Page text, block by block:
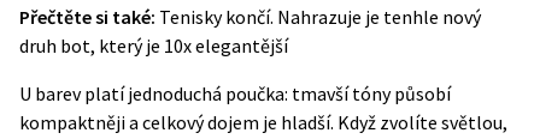
Přečtěte si také: Tenisky končí. Nahrazuje je tenhle nový
druh bot, který je 10x elegantější
U barev platí jednoduchá poučka: tmavší tóny působí
kompaktněji a celkový dojem je hladší. Když zvolíte světlou,